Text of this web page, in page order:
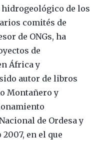
de los
comités de
de ONGs, ha
de
África y
autor de libros
Montañero y
de Ordesa y
en el que